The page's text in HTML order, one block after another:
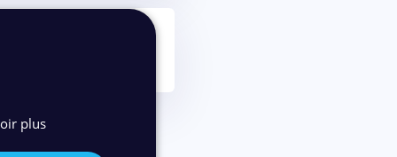
plus